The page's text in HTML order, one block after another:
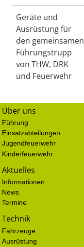
Geräte und
Ausrüstung für
den gemeinsamen
Führungstrupp
von THW, DRK
und Feuerwehr
Über uns
Führung
Einsatzabteilungen
Jugendfeuerwehr
Kinderfeuerwehr
Aktuelles
Informationen
News
Termine
Technik
Fahrzeuge
Ausrüstung